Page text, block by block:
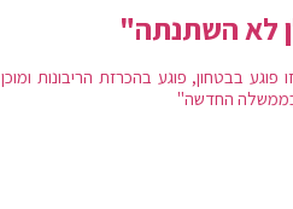
לא השתנתה"
בבטחון, פוגע בהכרזת הריבונות ומוכן
בממשלה החדשה"